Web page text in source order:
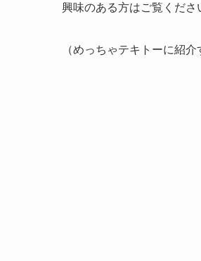
興味のある方はご覧くださ
（めっちゃテキトーに紹